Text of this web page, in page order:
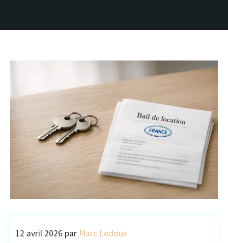
12 avril 2026 par Marc Ledoux